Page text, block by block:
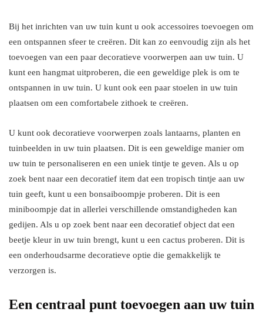
Bij het inrichten van uw tuin kunt u ook accessoires toevoegen om
een ontspannen sfeer te creëren. Dit kan zo eenvoudig zijn als het
toevoegen van een paar decoratieve voorwerpen aan uw tuin. U
kunt een hangmat uitproberen, die een geweldige plek is om te
ontspannen in uw tuin. U kunt ook een paar stoelen in uw tuin
plaatsen om een comfortabele zithoek te creëren.
U kunt ook decoratieve voorwerpen zoals lantaarns, planten en
tuinbeelden in uw tuin plaatsen. Dit is een geweldige manier om
uw tuin te personaliseren en een uniek tintje te geven. Als u op
zoek bent naar een decoratief item dat een tropisch tintje aan uw
tuin geeft, kunt u een bonsaiboompje proberen. Dit is een
miniboompje dat in allerlei verschillende omstandigheden kan
gedijen. Als u op zoek bent naar een decoratief object dat een
beetje kleur in uw tuin brengt, kunt u een cactus proberen. Dit is
een onderhoudsarme decoratieve optie die gemakkelijk te
verzorgen is.
Een centraal punt toevoegen aan uw tuin